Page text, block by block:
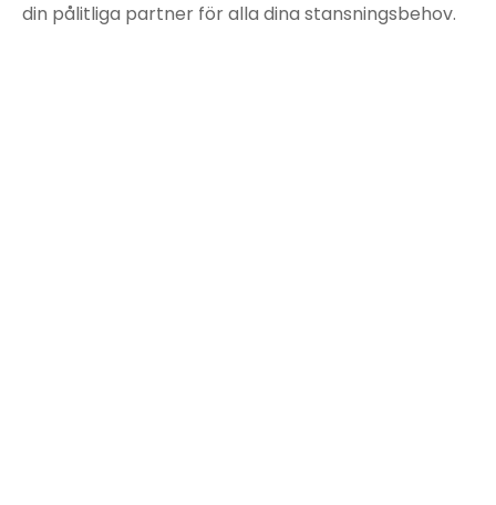
din pålitliga partner för alla dina stansningsbehov.